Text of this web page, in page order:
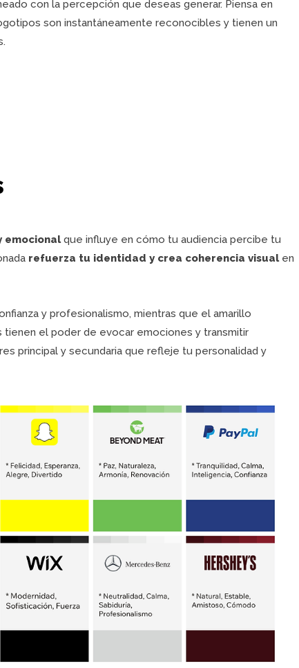
con la percepción que deseas generar. Piensa en
son instantáneamente reconocibles y tienen un
emocionalque influye en cómo tu audiencia percibe tu
refuerza tu identidad y crea coherencia visualen
y profesionalismo, mientras que el amarillo
el poder de evocar emociones y transmitir
principal y secundaria que refleje tu personalidad y